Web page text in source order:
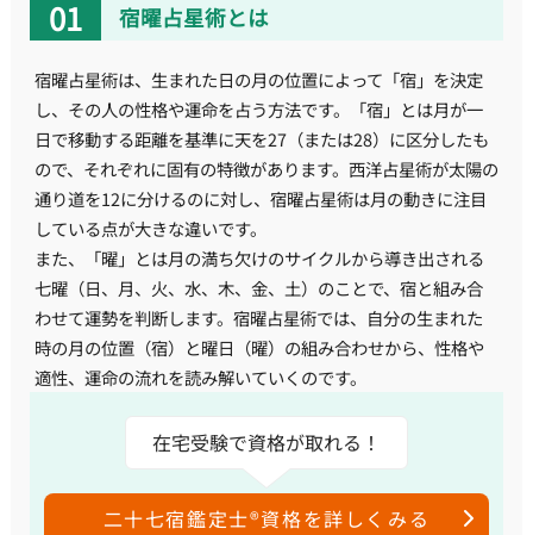
宿曜占星術とは
宿曜占星術は、生まれた日の月の位置によって「宿」を決定
し、その人の性格や運命を占う方法です。「宿」とは月が一
日で移動する距離を基準に天を27（または28）に区分したも
ので、それぞれに固有の特徴があります。西洋占星術が太陽の
通り道を12に分けるのに対し、宿曜占星術は月の動きに注目
している点が大きな違いです。
また、「曜」とは月の満ち欠けのサイクルから導き出される
七曜（日、月、火、水、木、金、土）のことで、宿と組み合
わせて運勢を判断します。宿曜占星術では、自分の生まれた
時の月の位置（宿）と曜日（曜）の組み合わせから、性格や
適性、運命の流れを読み解いていくのです。
在宅受験で資格が取れる！
二十七宿鑑定士®資格を詳しくみる